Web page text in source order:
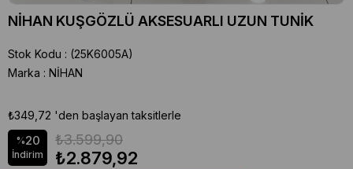
NİHAN KUŞGÖZLÜ AKSESUARLI UZUN TUNİK
Stok Kodu
(25K6005A)
Marka : NİHAN
₺349,72 'den başlayan taksitlerle
%20
İndirim
₺3.599,90
₺2.879,92